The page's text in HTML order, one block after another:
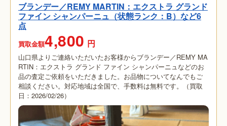
ブランデー／REMY MARTIN：エクストラ グランド
ファイン シャンパーニュ（状態ランク：B）など6
点
買取金額4,800 円
山口県よりご連絡いただいたお客様からブランデー／REMY MA
RTIN：エクストラ グランド ファイン シャンパーニュなどのお
品の査定ご依頼をいただきました。お品物についてなんでもご
相談ください。対応地域は全国で、手数料は無料です。（買取
日：2026/02/26）